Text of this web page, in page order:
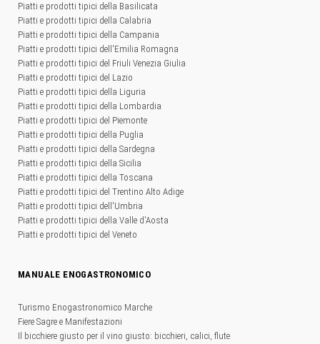
Piatti e prodotti tipici della Basilicata
Piatti e prodotti tipici della Calabria
Piatti e prodotti tipici della Campania
Piatti e prodotti tipici dell'Emilia Romagna
Piatti e prodotti tipici del Friuli Venezia Giulia
Piatti e prodotti tipici del Lazio
Piatti e prodotti tipici della Liguria
Piatti e prodotti tipici della Lombardia
Piatti e prodotti tipici del Piemonte
Piatti e prodotti tipici della Puglia
Piatti e prodotti tipici della Sardegna
Piatti e prodotti tipici della Sicilia
Piatti e prodotti tipici della Toscana
Piatti e prodotti tipici del Trentino Alto Adige
Piatti e prodotti tipici dell'Umbria
Piatti e prodotti tipici della Valle d'Aosta
Piatti e prodotti tipici del Veneto
MANUALE ENOGASTRONOMICO
Turismo Enogastronomico Marche
Fiere Sagre e Manifestazioni
Il bicchiere giusto per il vino giusto: bicchieri, calici, flute